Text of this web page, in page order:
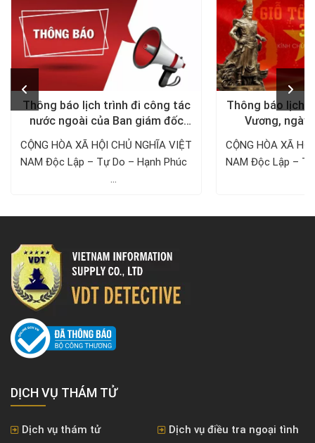
Thông báo lịch trình đi công tác
nước ngoài của Ban giám đốc
Công ty Thám tử VDT năm 2024
CỘNG HÒA XÃ HỘI CHỦ NGHĨA VIỆT
NAM Độc Lập – Tự Do – Hạnh Phúc ­­­­­­­­­­­­­­­­­­­­
...
Thông báo lịch
Vương, ngày
1/5/
CỘNG HÒA XÃ
NAM Độc Lập –
DỊCH VỤ THÁM TỬ
Dịch vụ thám tử
Dịch vụ điều tra ngoại tình